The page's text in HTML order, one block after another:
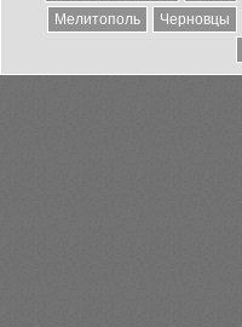
Мелитополь
Черновцы